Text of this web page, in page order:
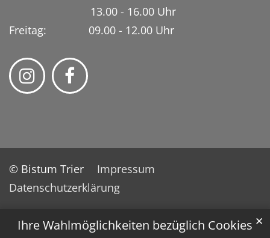
Ihre Wahlmöglichkeiten bezüglich Cookies ✕
13.00 - 16.00 Uhr
Freitag: 09.00 - 12.00 Uhr
© Bistum Trier
Impressum
Datenschutzerklärung